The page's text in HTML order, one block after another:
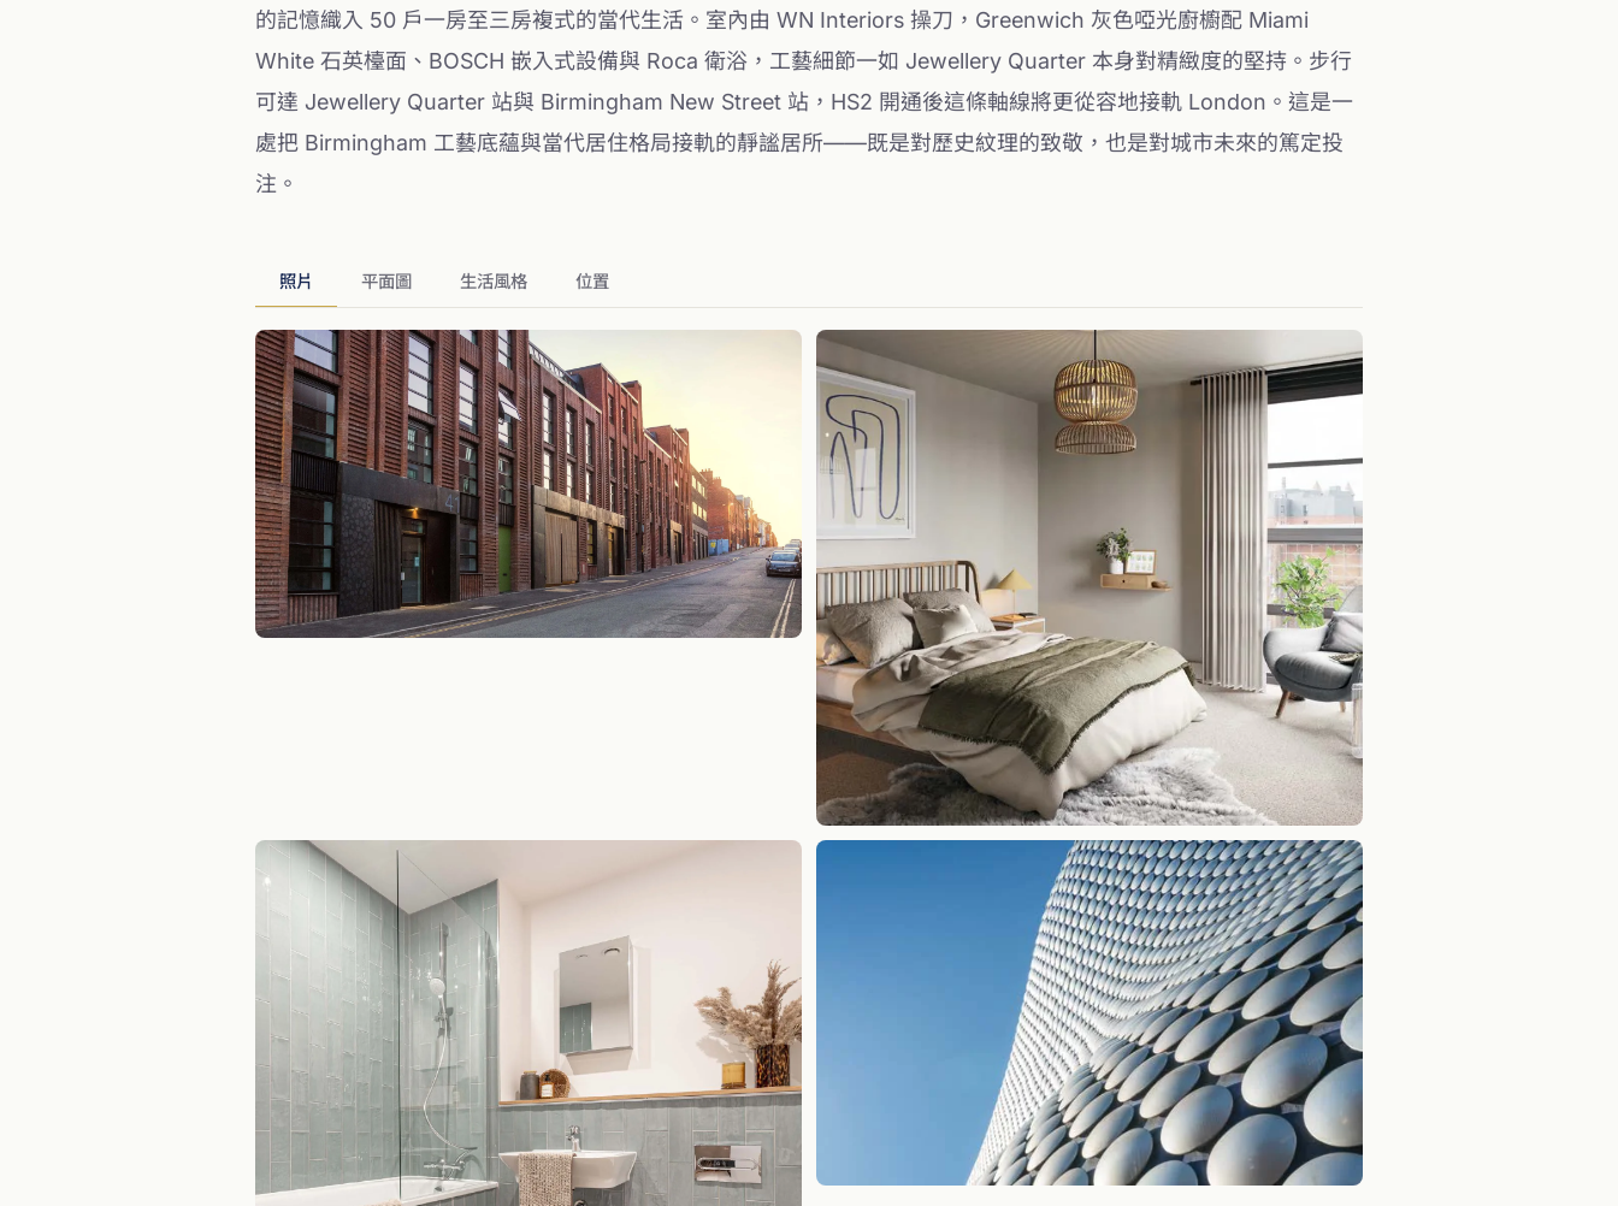
的記憶織入 50 戶一房至三房複式的當代生活。室內由 WN Interiors 操刀，Greenwich 灰色啞光廚櫥配 Miami
White 石英檯面、BOSCH 嵌入式設備與 Roca 衛浴，工藝細節一如 Jewellery Quarter 本身對精緻度的堅持。步行
可達 Jewellery Quarter 站與 Birmingham New Street 站，HS2 開通後這條軸線將更從容地接軌 London。這是一
處把 Birmingham 工藝底蘊與當代居住格局接軌的靜謐居所——既是對歷史紋理的致敬，也是對城市未來的篤定投
注。
照片 平面圖 生活風格 位置